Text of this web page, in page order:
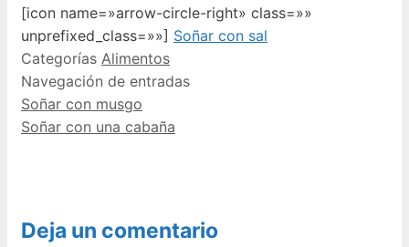
[icon name=»arrow-circle-right» class=»»
unprefixed_class=»»] Soñar con sal
Categorías Alimentos
Navegación de entradas
Soñar con musgo
Soñar con una cabaña
Deja un comentario